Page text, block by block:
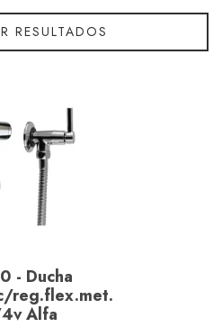
RESULTADOS
- Ducha
reg.flex.met.
Alfa